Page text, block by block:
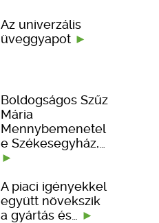
Az univerzális
üveggyapot
Boldogságos Szűz
Mária
Mennybemenetel
e Székesegyház,…
A piaci igényekkel
együtt növekszik
a gyártás és…